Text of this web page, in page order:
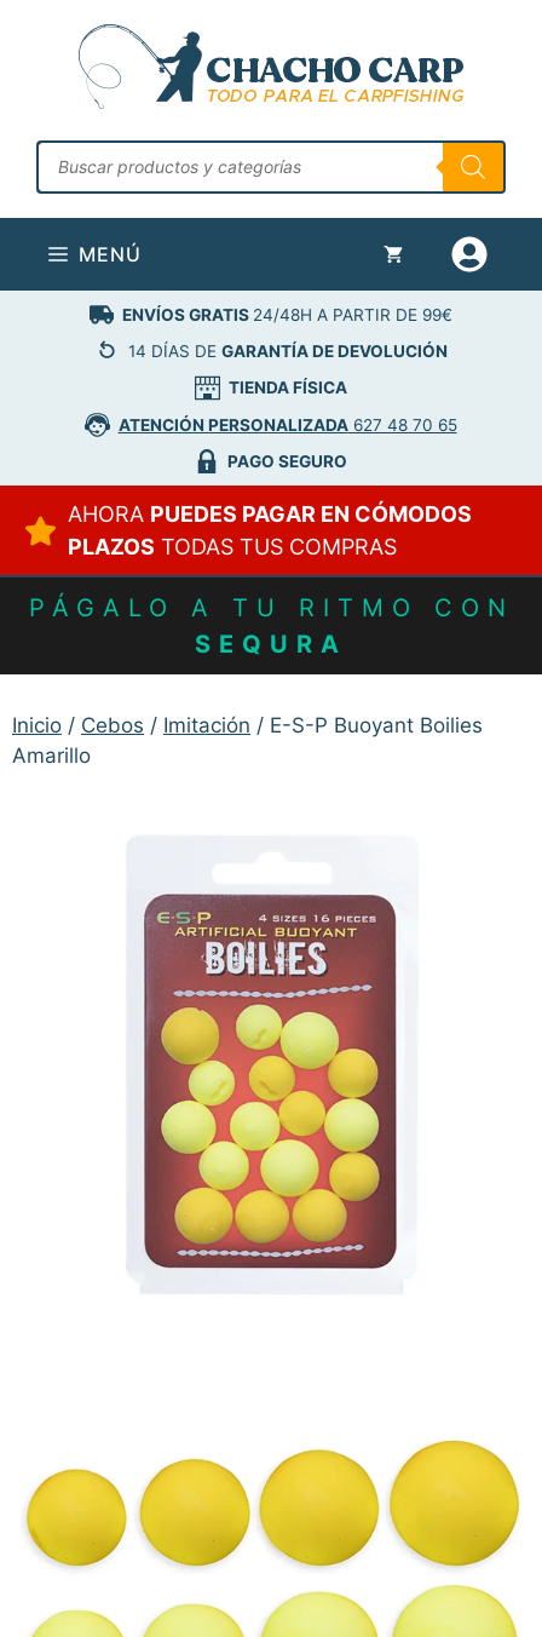
contenido
Búsqueda
de
productos
MENÚ
ENVÍOS GRATIS 24/48H A PARTIR DE 99€
14 DÍAS DE GARANTÍA DE DEVOLUCIÓN
TIENDA FÍSICA
ATENCIÓN PERSONALIZADA627 48 70 65
PAGO SEGURO
AHORA PUEDES PAGAR EN CÓMODOS
PLAZOS TODAS TUS COMPRAS
PÁGALO A TU RITMO CON
SEQURA
Inicio / Cebos / Imitación / E-S-P Buoyant Boilies
Amarillo